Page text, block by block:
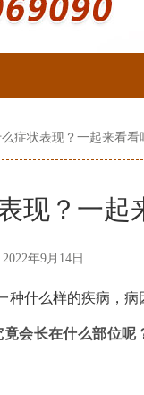
症状表现？一起来看看
现？一起
年9月14日
种什么样的疾病，病
会长在什么部位呢